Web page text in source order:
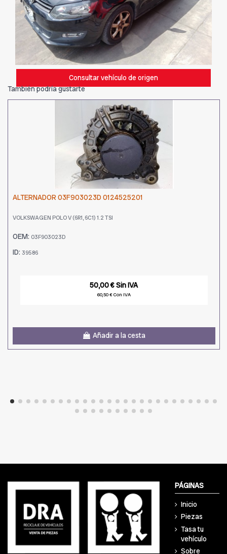
Consultar vehículo de origen
También podría gustarte
ALTERNADOR 03F903023D 0124525201
VOLKSWAGEN POLO V (6R1, 6C1) 1.2 TSI
OEM: 03F903023D
ID: 39586
50,00 € Sin IVA
60,50 € Con IVA
Añadir a la cesta
PÁGINAS
Inicio
Piezas
Tasa tu
vehículo
Sobre